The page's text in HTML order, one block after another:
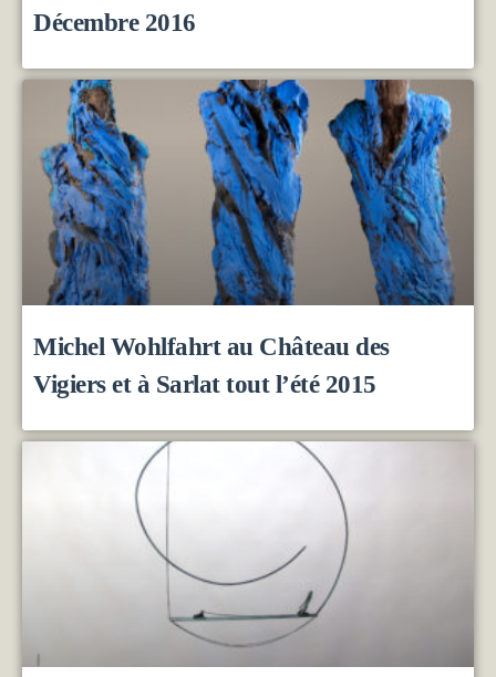
Décembre 2016
Michel Wohlfahrt au Château des
Vigiers et à Sarlat tout l’été 2015